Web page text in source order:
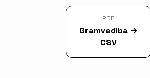
PDF
Gramvediba →
CSV